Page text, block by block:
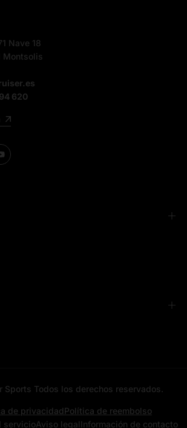
Nave 18
Montsolis
620
YouTube
Sports Todos los derechos reservados.
de privacidadPolítica de reembolso
servicioAviso legalInformación de contacto